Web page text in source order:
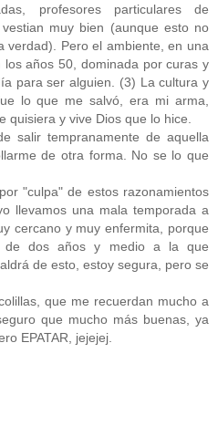
profesores particulares de
muy bien (aunque esto no
verdad). Pero el ambiente, en una
los años 50, dominada por curas y
para ser alguien. (3) La cultura y
lo que me salvó, era mi arma,
quisiera y vive Dios que lo hice.
salir tempranamente de aquella
de otra forma. No se lo que
"culpa" de estos razonamientos
llevamos una mala temporada a
cercano y muy enfermita, porque
dos años y medio a la que
de esto, estoy segura, pero se
que me recuerdan mucho a
que mucho más buenas, ya
EPATAR, jejejej.